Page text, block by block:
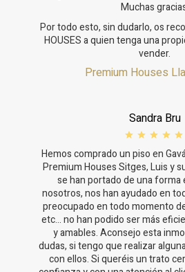
Muchas
Por todo esto, sin dudarlo, os
HOUSES a quien tenga una
vender.
Premium Houses
Sandra Bru
Hemos comprado un piso en
Premium Houses Sitges, Luis y
se han portado de una forma
nosotros, nos han ayudado en
preocupado en todo momento
etc... no han podido ser más
y amables. Aconsejo esta
dudas, si tengo que realizar
con ellos. Si queréis un trato